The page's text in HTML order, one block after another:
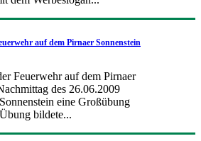
auf dem Pirnaer Sonnenstein
Feuerwehr auf dem Pirnaer
des 26.06.2009
eine Großübung
bildete...